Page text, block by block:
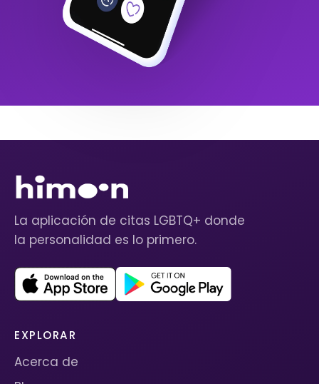
La aplicación de citas LGBTQ+ donde
la personalidad es lo primero.
EXPLORAR
Acerca de